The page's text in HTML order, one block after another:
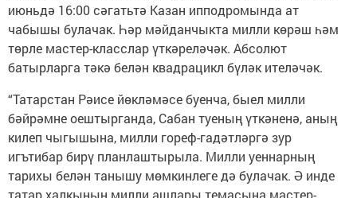
июньдә 16:00 сәгатьтә Казан ипподромында ат
чабышы булачак. Һәр мәйданчыкта милли көрәш һәм
төрле мастер-класслар үткәреләчәк. Абсолют
батырларга тәкә белән квадрацикл бүләк ителәчәк.
“Татарстан Рәисе йөкләмәсе буенча, быел милли
бәйрәмне оештырганда, Сабан туеның үткәненә, аның
килеп чыгышына, милли гореф-гадәтләргә зур
игътибар бирү планлаштырыла. Милли уеннарның
тарихы белән танышу мөмкинлеге дә булачак. Ә инде
татар халкының милли ашлары темасына мастер-